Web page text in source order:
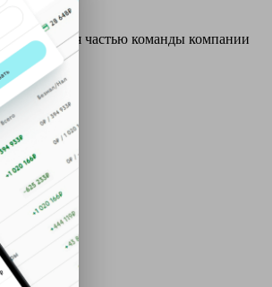
становятся частью команды компании